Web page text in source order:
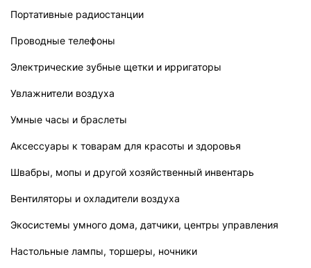
Портативные радиостанции
Проводные телефоны
Электрические зубные щетки и ирригаторы
Увлажнители воздуха
Умные часы и браслеты
Аксессуары к товарам для красоты и здоровья
Швабры, мопы и другой хозяйственный инвентарь
Вентиляторы и охладители воздуха
Экосистемы умного дома, датчики, центры управления
Настольные лампы, торшеры, ночники